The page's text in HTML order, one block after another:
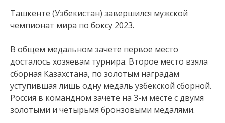
Ташкенте (Узбекистан) завершился мужской
чемпионат мира по боксу 2023.
В общем медальном зачете первое место
досталось хозяевам турнира. Второе место взяла
сборная Казахстана, по золотым наградам
уступившая лишь одну медаль узбекской сборной.
Россия в командном зачете на 3-м месте с двумя
золотыми и четырьмя бронзовыми медалями.